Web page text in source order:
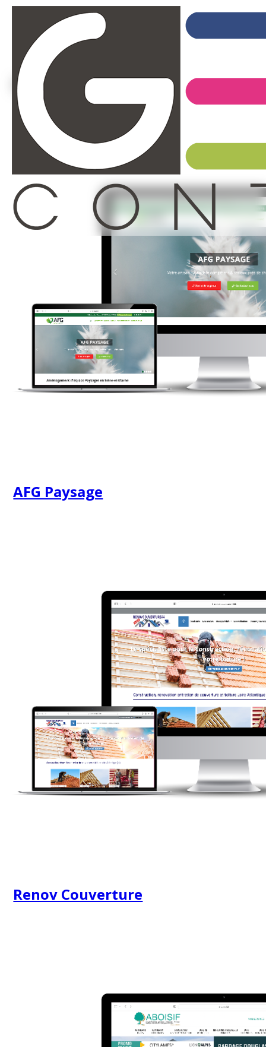
Realisations
AFG Paysage
Renov Couverture